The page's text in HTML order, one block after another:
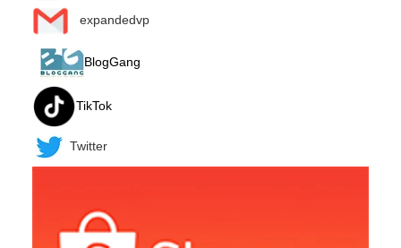
expandedvp
BlogGang
TikTok
Twitter